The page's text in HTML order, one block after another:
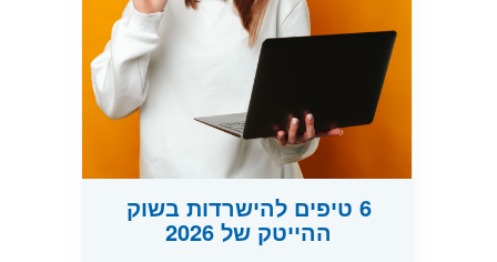
6 טיפים להישרדות בשוק
ההייטק של 2026